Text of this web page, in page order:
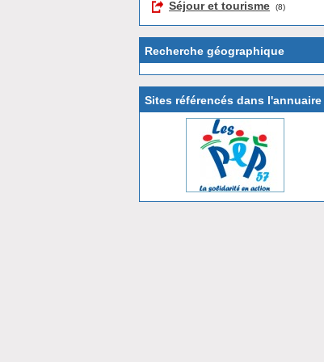
Séjour et tourisme (8)
Recherche géographique
Sites référencés dans l'annuaire